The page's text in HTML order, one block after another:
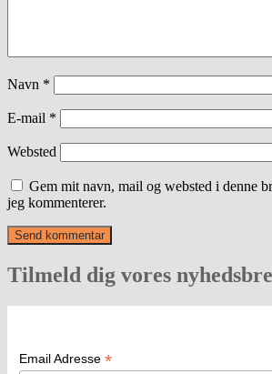
Navn *
E-mail *
Websted
Gem mit navn, mail og websted i denne
jeg kommenterer.
Tilmeld dig vores
Email Adresse *